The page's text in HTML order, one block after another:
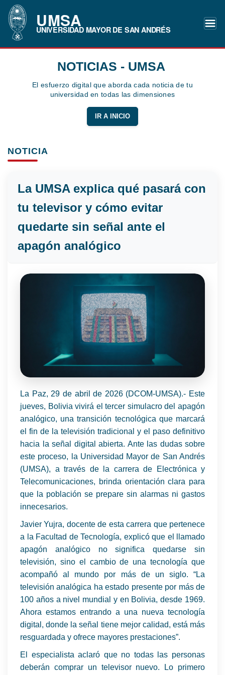
UMSA
UNIVERSIDAD MAYOR DE SAN ANDRÉS
NOTICIAS - UMSA
El esfuerzo digital que aborda cada noticia de tu
universidad en todas las dimensiones
IR A INICIO
NOTICIA
La UMSA explica qué pasará con
tu televisor y cómo evitar
quedarte sin señal ante el
apagón analógico
La Paz, 29 de abril de 2026 (DCOM-UMSA).- Este
jueves, Bolivia vivirá el tercer simulacro del apagón
analógico, una transición tecnológica que marcará
el fin de la televisión tradicional y el paso definitivo
hacia la señal digital abierta. Ante las dudas sobre
este proceso, la Universidad Mayor de San Andrés
(UMSA), a través de la carrera de Electrónica y
Telecomunicaciones, brinda orientación clara para
que la población se prepare sin alarmas ni gastos
innecesarios.
Javier Yujra, docente de esta carrera que pertenece
a la Facultad de Tecnología, explicó que el llamado
apagón analógico no significa quedarse sin
televisión, sino el cambio de una tecnología que
acompañó al mundo por más de un siglo. “La
televisión analógica ha estado presente por más de
100 años a nivel mundial y en Bolivia, desde 1969.
Ahora estamos entrando a una nueva tecnología
digital, donde la señal tiene mejor calidad, está más
resguardada y ofrece mayores prestaciones”.
El especialista aclaró que no todas las personas
deberán comprar un televisor nuevo. Lo primero